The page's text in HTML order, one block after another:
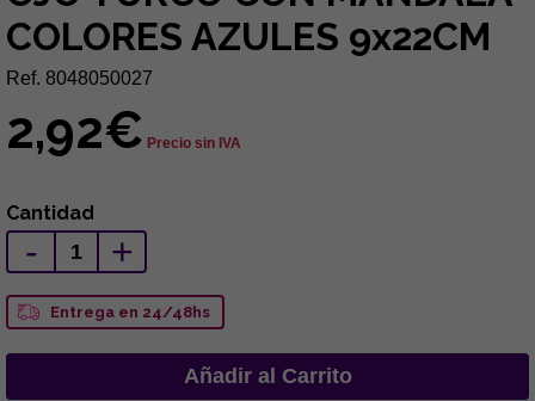
COLORES AZULES 9x22CM
Ref. 8048050027
2,92€ Precio sin IVA
Cantidad
- +
Entrega en 24/48hs